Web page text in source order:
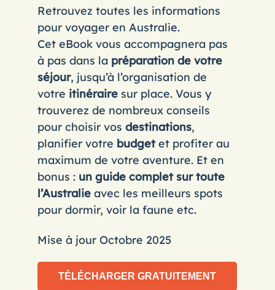
Retrouvez toutes les informations
pour voyager en Australie.
Cet eBook vous accompagnera pas
à pas dans la préparation de votre
séjour, jusqu’à l’organisation de
votre itinéraire sur place. Vous y
trouverez de nombreux conseils
pour choisir vosdestinations,
planifier votre budgetet profiter au
maximum de votre aventure. Et en
bonus : un guide complet sur toute
l’Australie avec les meilleurs spots
pour dormir, voir la faune etc.
Mise à jour Octobre 2025